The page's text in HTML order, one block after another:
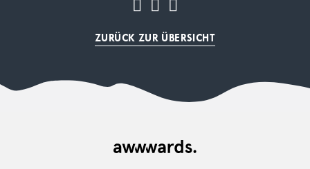
ZURÜCK ZUR ÜBERSICHT